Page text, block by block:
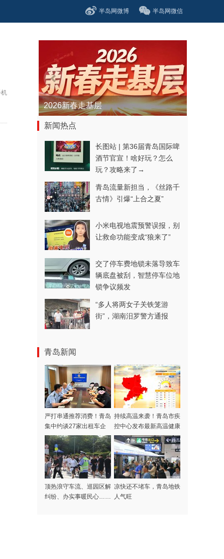
半岛网微博 半岛网微信
2026新春走基层
新闻热点
长图站 | 第36届青岛国际啤
酒节官宣！啥好玩？怎么
玩？攻略来了→
青岛流量新担当，《丝路千
古情》引爆“上合之夏”
小米电视地震预警误报，别
让救命功能变成“狼来了”
交了停车费地锁未落导致车
辆底盘被刮，智慧停车位地
锁争议频发
“多人将两女子关铁笼游
街”，湖南汨罗警方通报
青岛新闻
严打串通推荐消费！青岛
集中约谈27家出租车企
业
持续高温来袭！青岛市疾
控中心发布最新高温健康
风险提示
顶热浪守车流、巡园区解
纠纷、办实事暖民心……
凉快还不堵车，青岛地铁
人气旺